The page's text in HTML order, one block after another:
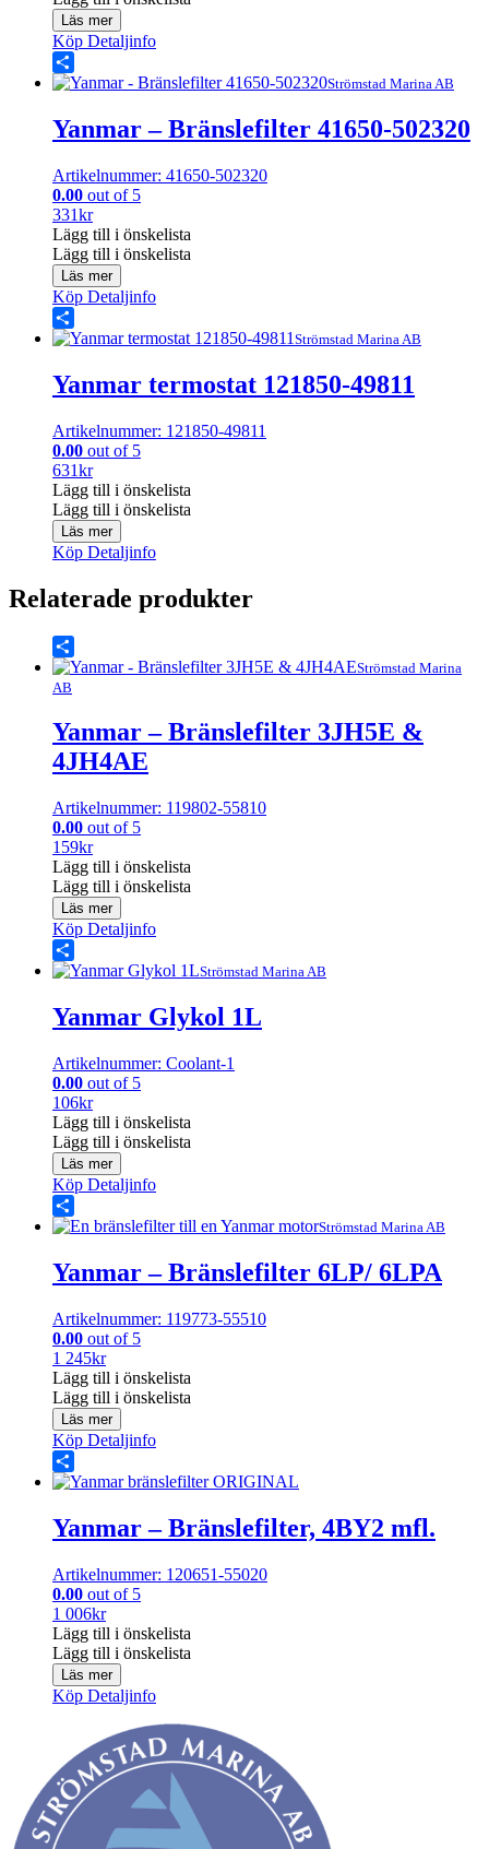
Läs mer
Köp Detaljinfo
Share Strömstad Marina AB
Yanmar – Bränslefilter 41650-502320
Artikelnummer: 41650-502320
0.00 out of 5
331kr
Lägg till i önskelista
Lägg till i önskelista
Läs mer
Köp Detaljinfo
Share Strömstad Marina AB
Yanmar termostat 121850-49811
Artikelnummer: 121850-49811
0.00 out of 5
631kr
Lägg till i önskelista
Lägg till i önskelista
Läs mer
Köp Detaljinfo
Relaterade produkter
Share
Strömstad Marina
AB
Yanmar – Bränslefilter 3JH5E &
4JH4AE
Artikelnummer: 119802-55810
0.00 out of 5
159kr
Lägg till i önskelista
Lägg till i önskelista
Läs mer
Köp Detaljinfo
Share Strömstad Marina AB
Yanmar Glykol 1L
Artikelnummer: Coolant-1
0.00 out of 5
106kr
Lägg till i önskelista
Lägg till i önskelista
Läs mer
Köp Detaljinfo
Share Strömstad Marina AB
Yanmar – Bränslefilter 6LP/ 6LPA
Artikelnummer: 119773-55510
0.00 out of 5
1 245kr
Lägg till i önskelista
Lägg till i önskelista
Läs mer
Köp Detaljinfo
Share
Yanmar – Bränslefilter, 4BY2 mfl.
Artikelnummer: 120651-55020
0.00 out of 5
1 006kr
Lägg till i önskelista
Lägg till i önskelista
Läs mer
Köp Detaljinfo